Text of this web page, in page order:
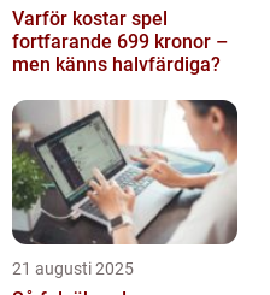
Varför kostar spel
fortfarande 699 kronor –
men känns halvfärdiga?
21 augusti 2025